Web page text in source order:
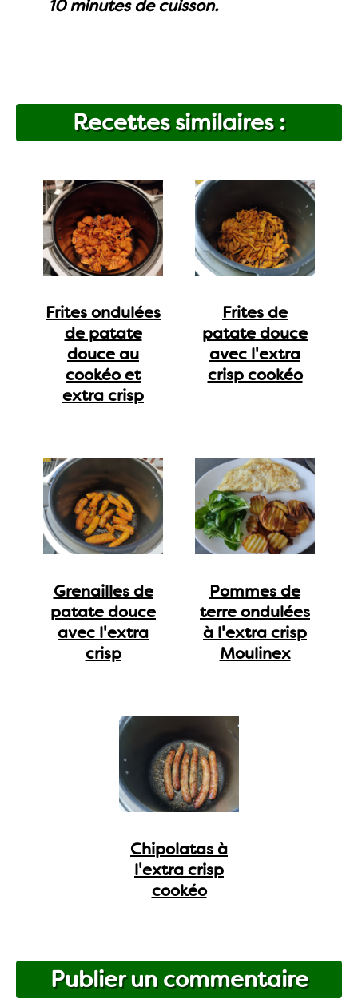
10 minutes de cuisson.
Recettes similaires :
Frites ondulées
de patate
douce au
cookéo et
extra crisp
Frites de
patate douce
avec l'extra
crisp cookéo
Grenailles de
patate douce
avec l'extra
crisp
Pommes de
terre ondulées
à l'extra crisp
Moulinex
Chipolatas à
l'extra crisp
cookéo
Publier un commentaire